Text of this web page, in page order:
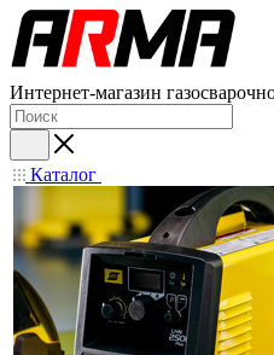
Интернет-магазин
Каталог